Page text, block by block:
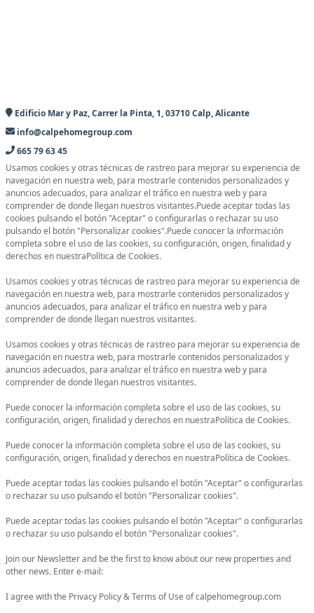
Edificio Mar y Paz, Carrer la Pinta, 1, 03710 Calp, Alicante
info@calpehomegroup.com
665 79 63 45
Usamos cookies y otras técnicas de rastreo para mejorar su experiencia de
navegación en nuestra web, para mostrarle contenidos personalizados y
anuncios adecuados, para analizar el tráfico en nuestra web y para
comprender de donde llegan nuestros visitantes.Puede aceptar todas las
cookies pulsando el botón "Aceptar" o configurarlas o rechazar su uso
pulsando el botón "Personalizar cookies".Puede conocer la información
completa sobre el uso de las cookies, su configuración, origen, finalidad y
derechos en nuestraPolítica de Cookies.
Usamos cookies y otras técnicas de rastreo para mejorar su experiencia de
navegación en nuestra web, para mostrarle contenidos personalizados y
anuncios adecuados, para analizar el tráfico en nuestra web y para
comprender de donde llegan nuestros visitantes.
Usamos cookies y otras técnicas de rastreo para mejorar su experiencia de
navegación en nuestra web, para mostrarle contenidos personalizados y
anuncios adecuados, para analizar el tráfico en nuestra web y para
comprender de donde llegan nuestros visitantes.
Puede conocer la información completa sobre el uso de las cookies, su
configuración, origen, finalidad y derechos en nuestraPolítica de Cookies.
Puede conocer la información completa sobre el uso de las cookies, su
configuración, origen, finalidad y derechos en nuestraPolítica de Cookies.
Puede aceptar todas las cookies pulsando el botón "Aceptar" o configurarlas
o rechazar su uso pulsando el botón "Personalizar cookies".
Puede aceptar todas las cookies pulsando el botón "Aceptar" o configurarlas
o rechazar su uso pulsando el botón "Personalizar cookies".
Join our Newsletter and be the first to know about our new properties and
other news. Enter e-mail:
I agree with the Privacy Policy & Terms of Use of calpehomegroup.com